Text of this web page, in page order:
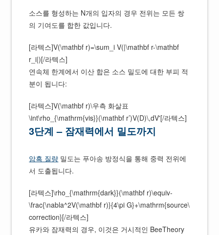
소스를 형성하는 N개의 입자의 경우 전위는 모든 쌍
의 기여도를 합한 값입니다.
[라텍스]V(\mathbf r)=\sum_i V(|\mathbf r-\mathbf
r_i|)[/라텍스]
연속체 한계에서 이산 합은 소스 밀도에 대한 부피 적
분이 됩니다:
[라텍스]V(\mathbf r)\우측 화살표
\int\rho_{\mathrm{vis}}(\mathbf r’)V(D)\,dV'[/라텍스]
3단계 – 잠재력에서 밀도까지
암흑 질량 밀도는 푸아송 방정식을 통해 중력 전위에
서 도출됩니다.
[라텍스]\rho_{\mathrm{dark}}(\mathbf r)\equiv-
\frac{\nabla^2V(\mathbf r)}{4\pi G}+\mathrm{source\
correction}[/라텍스]
유카와 잠재력의 경우, 이것은 거시적인 BeeTheory